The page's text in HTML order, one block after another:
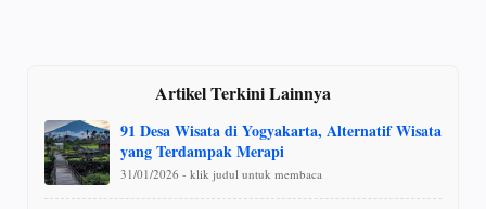
Artikel Terkini Lainnya
91 Desa Wisata di Yogyakarta, Alternatif Wisata
yang Terdampak Merapi
31/01/2026 - klik judul untuk membaca